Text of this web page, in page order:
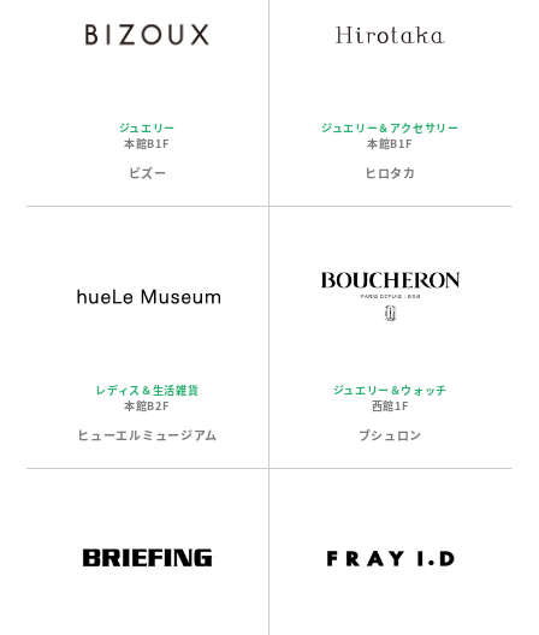
ジュエリー
本館B1F
ビズー
ジュエリー＆アクセサリー
本館B1F
ヒロタカ
レディス＆生活雑貨
本館B2F
ヒューエルミュージアム
ジュエリー＆ウォッチ
西館1F
ブシュロン